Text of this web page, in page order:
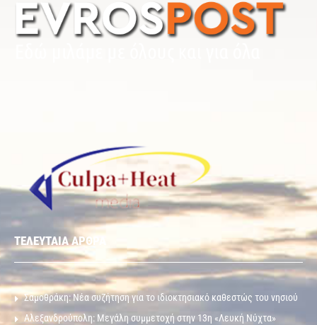
ΤΕΛΕΥΤΑΙΑ ΑΡΘΡΑ
Σαμοθράκη: Νέα συζήτηση για το ιδιοκτησιακό καθεστώς του νησιού
Αλεξανδρούπολη: Μεγάλη συμμετοχή στην 13η «Λευκή Νύχτα»